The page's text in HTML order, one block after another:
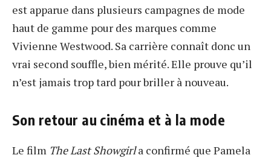
est apparue dans plusieurs campagnes de mode
haut de gamme pour des marques comme
Vivienne Westwood. Sa carrière connaît donc un
vrai second souffle, bien mérité. Elle prouve qu’il
n’est jamais trop tard pour briller à nouveau.
Son retour au cinéma et à la mode
Le film The Last Showgirla confirmé que Pamela